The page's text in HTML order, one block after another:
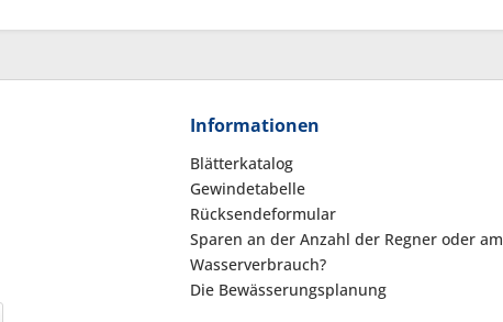
Informationen
Blätterkatalog
Gewindetabelle
Rücksendeformular
Sparen an der Anzahl der Regner oder am
Wasserverbrauch?
Die Bewässerungsplanung